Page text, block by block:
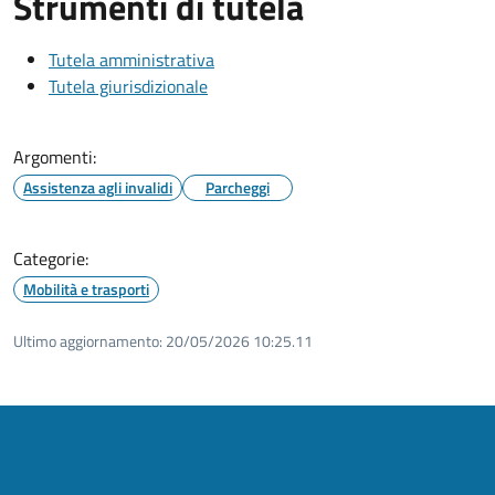
Tutela amministrativa
Tutela giurisdizionale
Argomenti:
Assistenza agli invalidi Parcheggi
Categorie:
Mobilità e trasporti
Ultimo aggiornamento: 20/05/2026 10:25.11